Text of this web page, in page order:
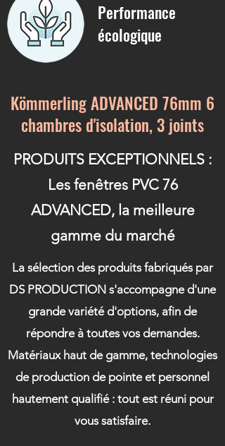
Performance
écologique
Kömmerling ADVANCED 76mm 6
chambres d'isolation, 3 joints
PRODUITS EXCEPTIONNELS :
Les fenêtres PVC 76
ADVANCED, la meilleure
gamme du marché
La sélection des produits fabriqués par
DS PRODUCTION s'accompagne d'une
grande variété d'options, afin de
répondre à toutes vos demandes.
Matériaux haut de gamme, technologies
de production de pointe et personnel
hautement qualifié : tout est réuni pour
vous satisfaire.